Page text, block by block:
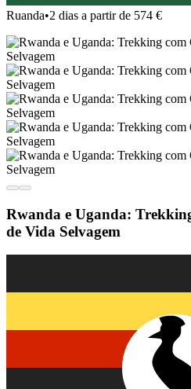
Ruanda•2 dias a partir de 574 €
Rwanda e Uganda:
de Vida Selvagem